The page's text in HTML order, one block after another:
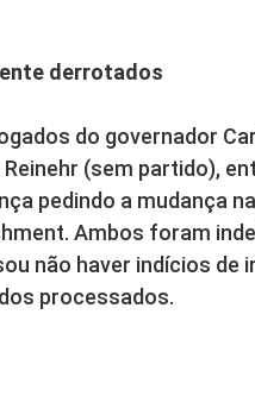
derrotados
do governador
Reinehr (sem partido),
pedindo a mudança
Ambos foram
não haver indícios de
processados.